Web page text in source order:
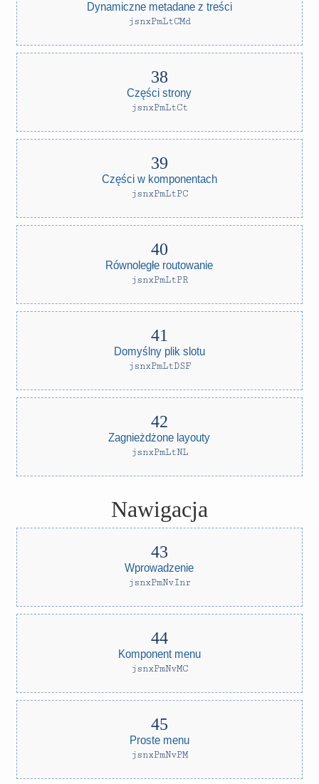
Dynamiczne metadane z treści
jsnxPmLtCMd
Części strony
jsnxPmLtCt
Części w komponentach
jsnxPmLtPC
Równoległe routowanie
jsnxPmLtPR
Domyślny plik slotu
jsnxPmLtDSF
Zagnieżdżone layouty
jsnxPmLtNL
Nawigacja
Wprowadzenie
jsnxPmNvInr
Komponent menu
jsnxPmNvMC
Proste menu
jsnxPmNvPM